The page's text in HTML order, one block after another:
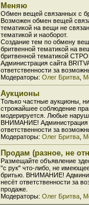
Меняю
Обмен вещей связанных с
Возможен обмен вещей
тематикой на вещи не
тематикой и наоборот.
Создание тем по обмену
бритвенной тематикой на
бритвенной тематикой
Администрация сайта
ответственности за
Модераторы: Олег Бритва
Аукционы
Только частные аукционы,
строжайшее соблюдение
модерируется. Любые
ВНИМАНИЕ! Администрация
ответственности за
Модераторы: Олег Бритва
Продам (разное, не
Размещайте объявление
"с рук" что-либо, не
бритью. ВНИМАНИЕ!
несёт ответственности за
продаже.
Модераторы: Олег Бритва